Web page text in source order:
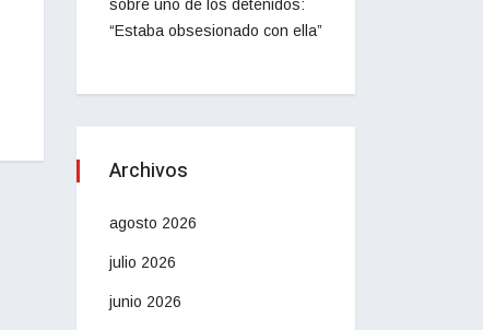
sobre uno de los detenidos:
“Estaba obsesionado con ella”
Archivos
agosto 2026
julio 2026
junio 2026